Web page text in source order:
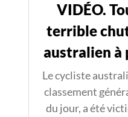
VIDÉO.
terrible
australien à
Le cycliste
classement
du jour, a été